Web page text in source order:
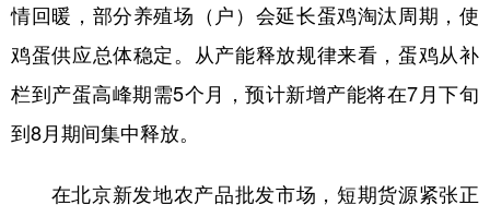
情回暖，部分养殖场（户）会延长蛋鸡淘汰周期，使
鸡蛋供应总体稳定。从产能释放规律来看，蛋鸡从补
栏到产蛋高峰期需5个月，预计新增产能将在7月下旬
到8月期间集中释放。
在北京新发地农产品批发市场，短期货源紧张正